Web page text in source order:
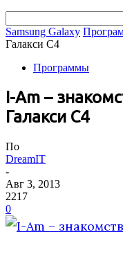
Samsung Galaxy
Галакси С4
Программы
I-Am –
Галакси С4
По
DreamIT
-
Авг 3, 2013
2217
0